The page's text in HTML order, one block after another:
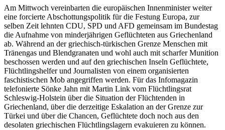
Am Mittwoch vereinbarten die europäischen Innenminister weiter
eine forcierte Abschottungspolitik für die Festung Europa, zur
selben Zeit lehnten CDU, SPD und AFD gemeinsam im Bundestag
die Aufnahme von minderjährigen Geflüchteten aus Griechenland
ab. Während an der griechisch-türkischen Grenze Menschen mit
Tränengas und Blendgranaten und wohl auch mit scharfer Munition
beschossen werden und auf den griechischen Inseln Geflüchtete,
Flüchtlingshelfer und Journalisten von einem organisierten
faschistischen Mob angegriffen werden. Für das Infomagazin
telefonierte Sönke Jahn mit Martin Link vom Flüchtlingsrat
Schleswig-Holstein über die Situation der Flüchtenden in
Griechenland, über die derzeitige Eskalation an der Grenze zur
Türkei und über die Chancen, Geflüchtete doch noch aus den
desolaten griechischen Flüchtlingslagern evakuieren zu können.